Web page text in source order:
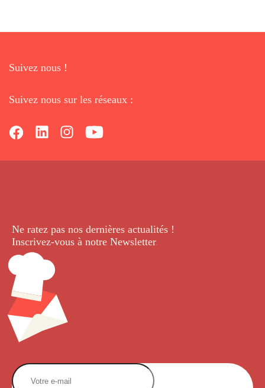
Suivez nous !
Suivez nous sur les réseaux :
Ne ratez pas nos dernières actualités !
Inscrivez-vous à notre Newsletter.